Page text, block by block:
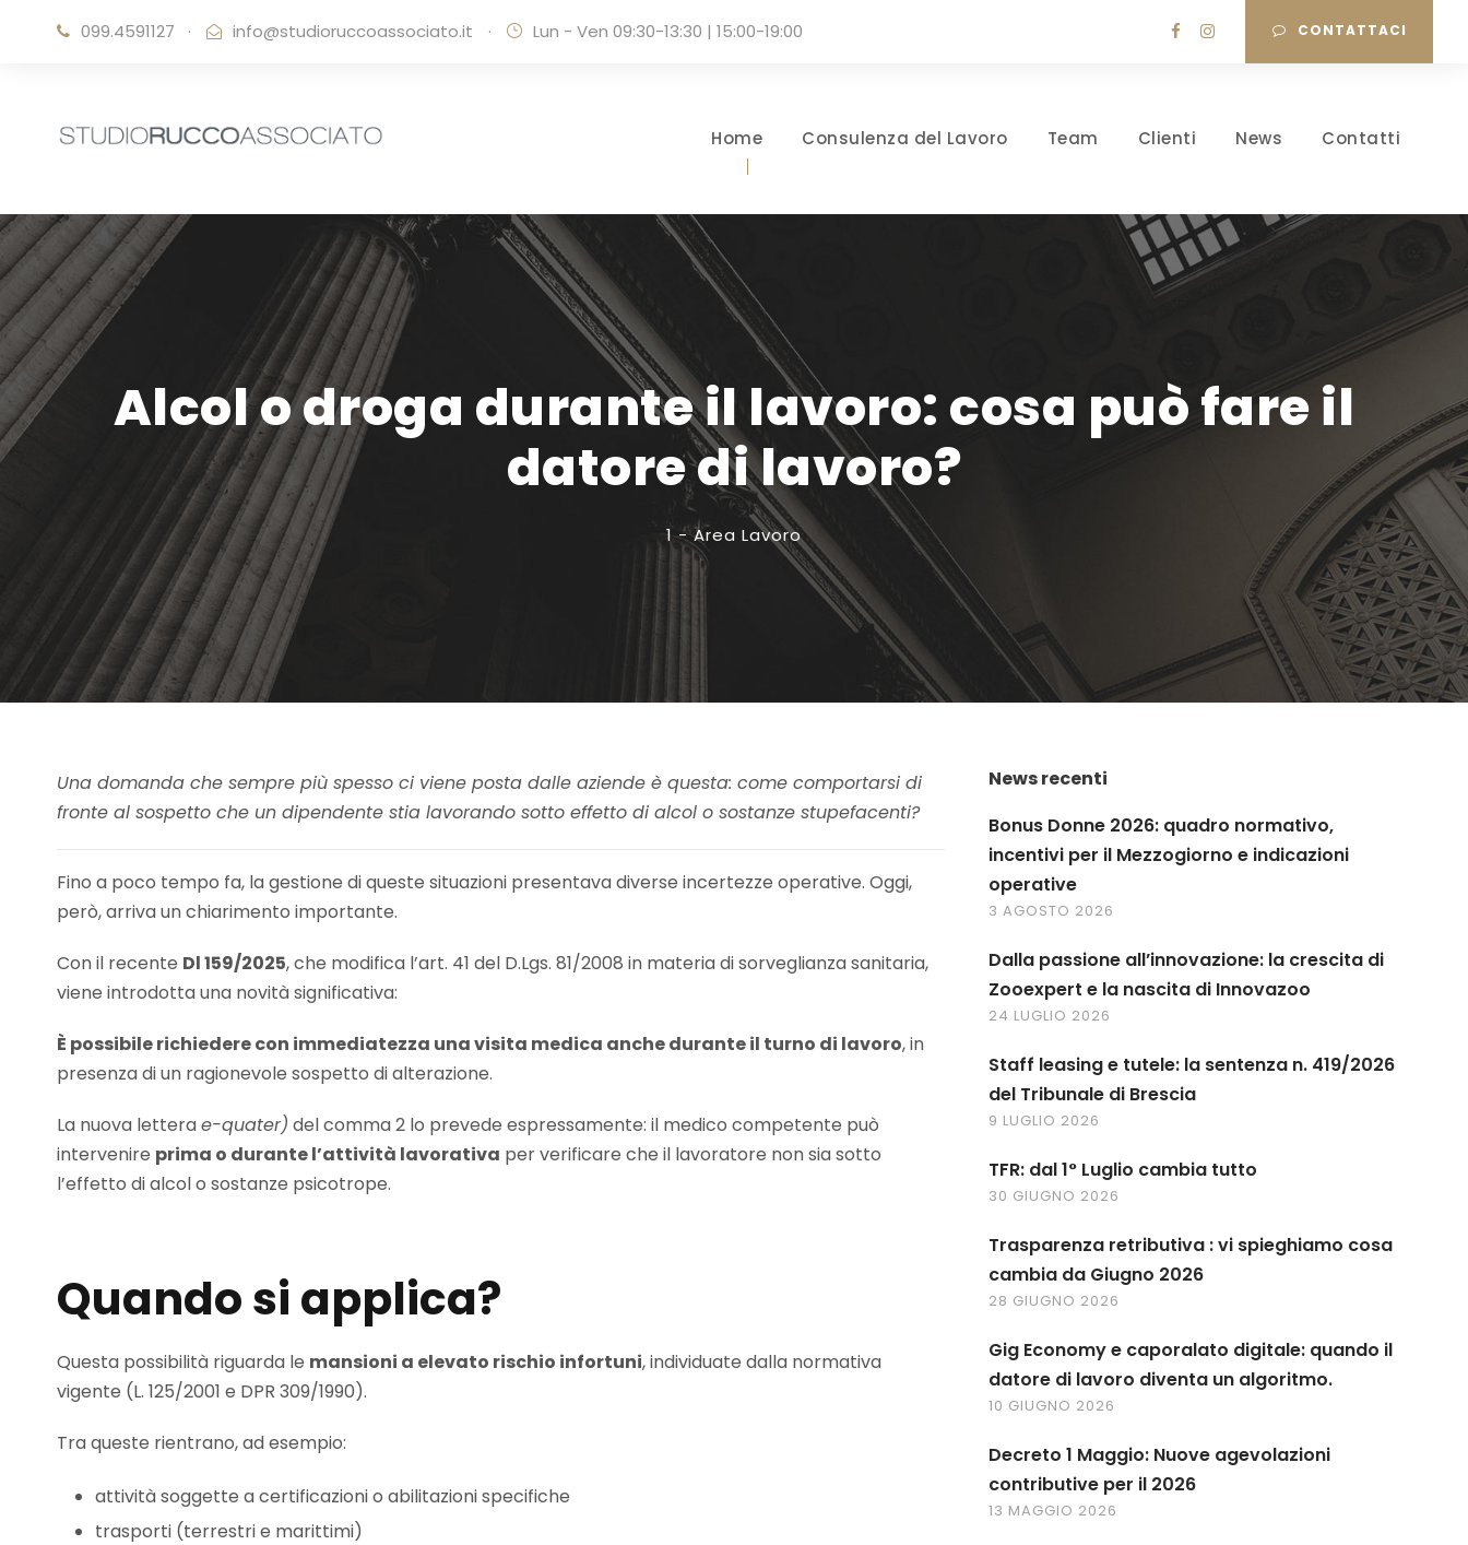
099.4591127 · info@studioruccoassociato.it · Lun - Ven 09:30-13:30 | 15:00-19:00 CONTATTACI
Home Consulenza del Lavoro Team Clienti News Contatti
Alcol o droga durante il lavoro: cosa può fare il
datore di lavoro?
1 - Area Lavoro
Una domanda che sempre più spesso ci viene posta dalle aziende è questa: come comportarsi di
fronte al sospetto che un dipendente stia lavorando sotto effetto di alcol o sostanze stupefacenti?
Fino a poco tempo fa, la gestione di queste situazioni presentava diverse incertezze operative. Oggi,
però, arriva un chiarimento importante.
Con il recente Dl 159/2025, che modifica l’art. 41 del D.Lgs. 81/2008 in materia di sorveglianza sanitaria,
viene introdotta una novità significativa:
È possibile richiedere con immediatezza una visita medica anche durante il turno di lavoro, in
presenza di un ragionevole sospetto di alterazione.
La nuova letterae-quater) del comma 2 lo prevede espressamente: il medico competente può
intervenire prima o durante l’attività lavorativa per verificare che il lavoratore non sia sotto
l’effetto di alcol o sostanze psicotrope.
Quando si applica?
Questa possibilità riguarda le mansioni a elevato rischio infortuni, individuate dalla normativa
vigente (L. 125/2001 e DPR 309/1990).
Tra queste rientrano, ad esempio:
attività soggette a certificazioni o abilitazioni specifiche
trasporti (terrestri e marittimi)
News recenti
Bonus Donne 2026: quadro normativo,
incentivi per il Mezzogiorno e indicazioni
operative
3 AGOSTO 2026
Dalla passione all’innovazione: la crescita di
Zooexpert e la nascita di Innovazoo
24 LUGLIO 2026
Staff leasing e tutele: la sentenza n. 419/2026
del Tribunale di Brescia
9 LUGLIO 2026
TFR: dal 1° Luglio cambia tutto
30 GIUGNO 2026
Trasparenza retributiva : vi spieghiamo cosa
cambia da Giugno 2026
28 GIUGNO 2026
Gig Economy e caporalato digitale: quando il
datore di lavoro diventa un algoritmo.
10 GIUGNO 2026
Decreto 1 Maggio: Nuove agevolazioni
contributive per il 2026
13 MAGGIO 2026